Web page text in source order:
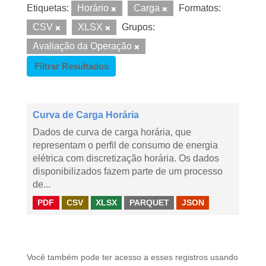
Etiquetas: Horário Carga
Formatos:
CSV
XLSX
Grupos:
Avaliação da Operação
Filtrar Resultados
Curva de Carga Horária
Dados de curva de carga horária, que
representam o perfil de consumo de energia
elétrica com discretização horária. Os dados
disponibilizados fazem parte de um processo
de...
PDF CSV XLSX PARQUET JSON
Você também pode ter acesso a esses registros usando